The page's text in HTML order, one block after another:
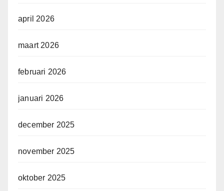
april 2026
maart 2026
februari 2026
januari 2026
december 2025
november 2025
oktober 2025